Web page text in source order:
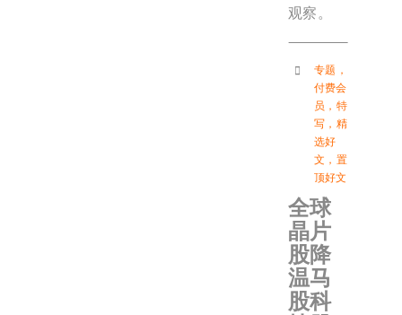
观察。
专题 ，
付费会
员 ， 特
写 ， 精
选好
文 ， 置
顶好文
全球
晶片
股降
温马
股科